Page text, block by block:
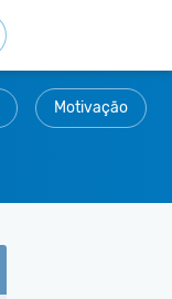
Motivação